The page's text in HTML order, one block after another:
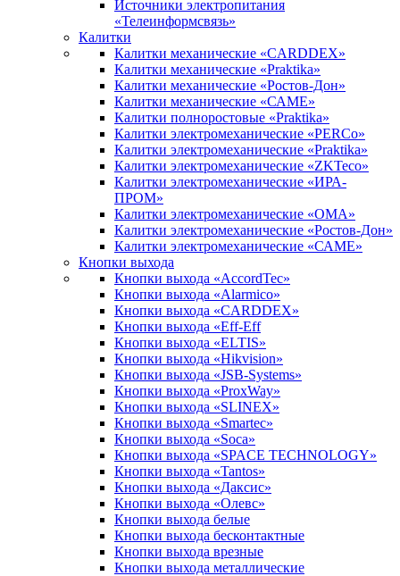
Источники электропитания
«Телеинформсвязь»
Калитки
Калитки механические «CARDDEX»
Калитки механические «Praktika»
Калитки механические «Ростов-Дон»
Калитки механические «САМЕ»
Калитки полноростовые «Praktika»
Калитки электромеханические «PERCo»
Калитки электромеханические «Praktika»
Калитки электромеханические «ZKTeco»
Калитки электромеханические «ИРА-
ПРОМ»
Калитки электромеханические «ОМА»
Калитки электромеханические «Ростов-Дон»
Калитки электромеханические «САМЕ»
Кнопки выхода
Кнопки выхода «AccordTec»
Кнопки выхода «Alarmico»
Кнопки выхода «CARDDEX»
Кнопки выхода «Eff-Eff
Кнопки выхода «ELTIS»
Кнопки выхода «Hikvision»
Кнопки выхода «JSB-Systems»
Кнопки выхода «ProxWay»
Кнопки выхода «SLINEX»
Кнопки выхода «Smartec»
Кнопки выхода «Soca»
Кнопки выхода «SPACE TECHNOLOGY»
Кнопки выхода «Tantos»
Кнопки выхода «Даксис»
Кнопки выхода «Олевс»
Кнопки выхода белые
Кнопки выхода бесконтактные
Кнопки выхода врезные
Кнопки выхода металлические